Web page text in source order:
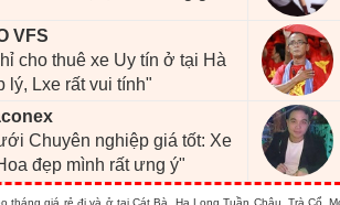
VFS
cho thuê xe Uy tín ở tại Hà
lý, Lxe rất vui tính"
Chuyên nghiệp giá tốt: Xe
đẹp mình rất ưng ý"
tháng giá rẻ đi và ở tại Cát Bà, Hạ Long Tuần Châu, Trà Cổ,